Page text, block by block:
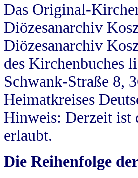
Das Original-
Diözesanarchiv
Diözesanarchiv
des Kirchenbuches
Schwank-Straße 8,
Heimatkreises
Hinweis: Derzeit ist
erlaubt.
Die Reihenfolge